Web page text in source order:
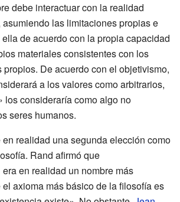
debe interactuar con la realidad
las limitaciones propias e
de acuerdo con la propia capacidad
materiales consistentes con los
De acuerdo con el objetivismo,
a los valores como arbitrarios,
los consideraría como algo no
seres humanos.
realidad una segunda elección como
Rand afirmó que
era en realidad un nombre más
axioma más básico de la filosofía es